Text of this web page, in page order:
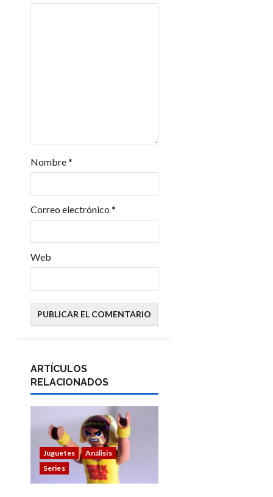
r
a
d
a
s
Nombre*
Correo electrónico *
Web
ARTÍCULOS
RELACIONADOS
Juguetes
Análisis
Series